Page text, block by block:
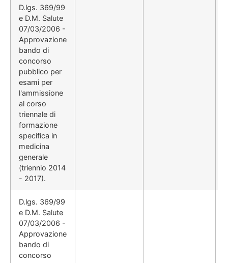
D.lgs. 369/99
e D.M. Salute
07/03/2006 -
Approvazione
bando di
concorso
pubblico per
esami per
l'ammissione
al corso
triennale di
formazione
specifica in
medicina
generale
(triennio 2014
- 2017).
D.lgs. 369/99
e D.M. Salute
07/03/2006 -
Approvazione
bando di
concorso